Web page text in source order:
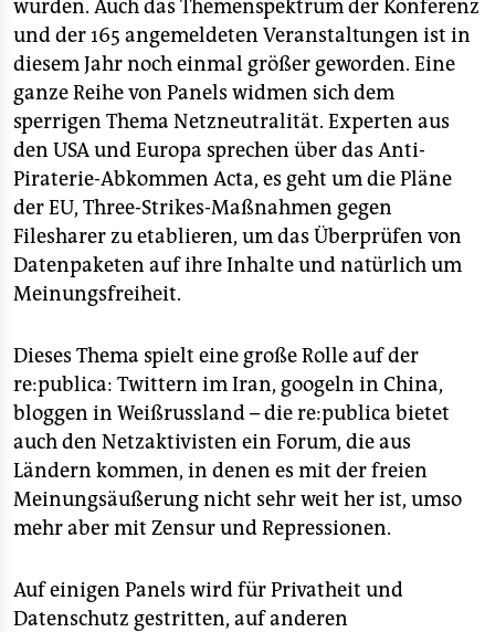
würden. Auch das Themenspektrum der Konferenz
und der 165 angemeldeten Veranstaltungen ist in
diesem Jahr noch einmal größer geworden. Eine
ganze Reihe von Panels widmen sich dem
sperrigen Thema Netzneutralität. Experten aus
den USA und Europa sprechen über das Anti-
Piraterie-Abkommen Acta, es geht um die Pläne
der EU, Three-Strikes-Maßnahmen gegen
Filesharer zu etablieren, um das Überprüfen von
Datenpaketen auf ihre Inhalte und natürlich um
Meinungsfreiheit.
Dieses Thema spielt eine große Rolle auf der
re:publica: Twittern im Iran, googeln in China,
bloggen in Weißrussland – die re:publica bietet
auch den Netzaktivisten ein Forum, die aus
Ländern kommen, in denen es mit der freien
Meinungsäußerung nicht sehr weit her ist, umso
mehr aber mit Zensur und Repressionen.
Auf einigen Panels wird für Privatheit und
Datenschutz gestritten, auf anderen